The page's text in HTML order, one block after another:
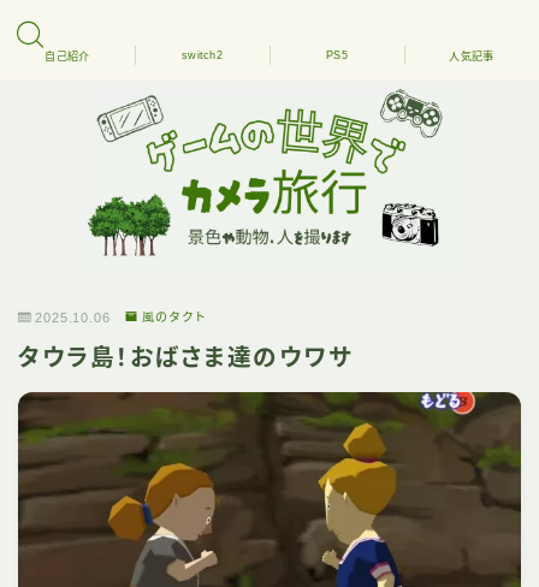
自己紹介 switch2 PS5 人気記事
2025.10.06 風のタクト
タウラ島！おばさま達のウワサ